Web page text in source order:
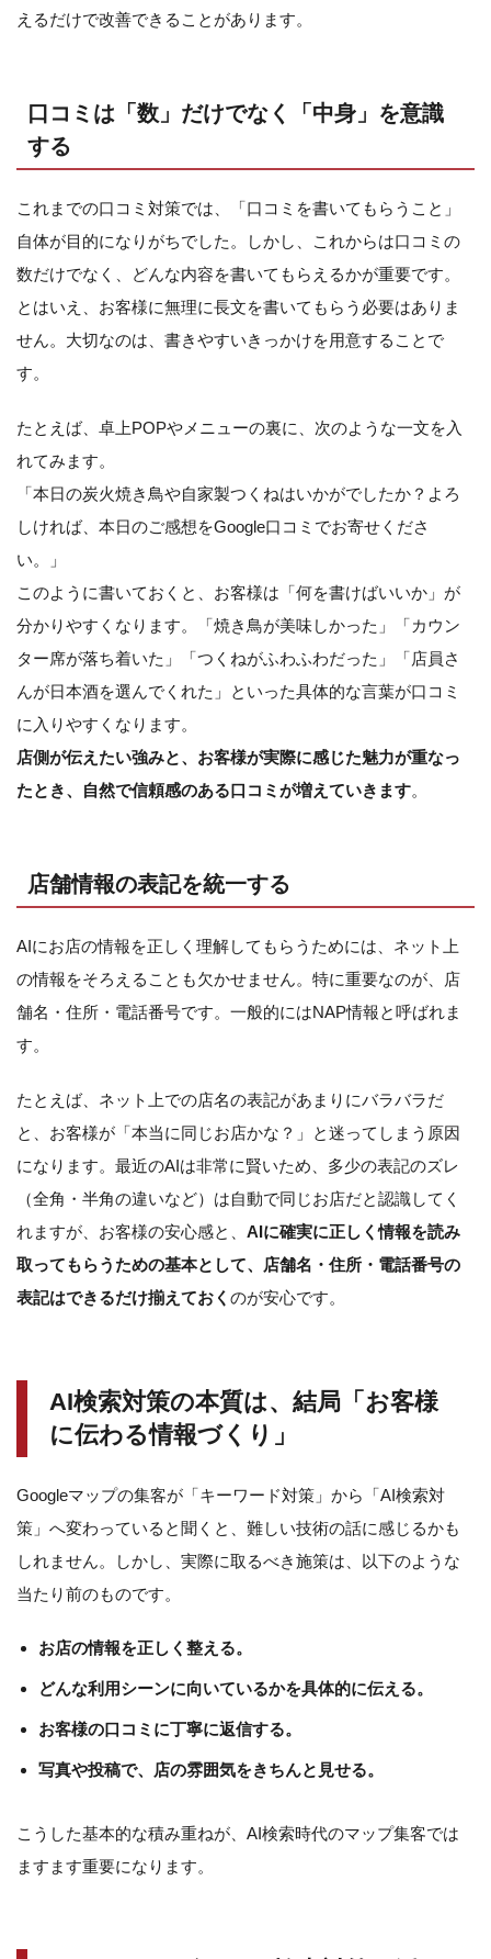
えるだけで改善できることがあります。
口コミは「数」だけでなく「中身」を意識
する
これまでの口コミ対策では、「口コミを書いてもらうこと」
自体が目的になりがちでした。しかし、これからは口コミの
数だけでなく、どんな内容を書いてもらえるかが重要です。
とはいえ、お客様に無理に長文を書いてもらう必要はありま
せん。大切なのは、書きやすいきっかけを用意することで
す。
たとえば、卓上POPやメニューの裏に、次のような一文を入
れてみます。
「本日の炭火焼き鳥や自家製つくねはいかがでしたか？よろ
しければ、本日のご感想をGoogle口コミでお寄せくださ
い。」
このように書いておくと、お客様は「何を書けばいいか」が
分かりやすくなります。「焼き鳥が美味しかった」「カウン
ター席が落ち着いた」「つくねがふわふわだった」「店員さ
んが日本酒を選んでくれた」といった具体的な言葉が口コミ
に入りやすくなります。
店側が伝えたい強みと、お客様が実際に感じた魅力が重なっ
たとき、自然で信頼感のある口コミが増えていきます。
店舗情報の表記を統一する
AIにお店の情報を正しく理解してもらうためには、ネット上
の情報をそろえることも欠かせません。特に重要なのが、店
舗名・住所・電話番号です。一般的にはNAP情報と呼ばれま
す。
たとえば、ネット上での店名の表記があまりにバラバラだ
と、お客様が「本当に同じお店かな？」と迷ってしまう原因
になります。最近のAIは非常に賢いため、多少の表記のズレ
（全角・半角の違いなど）は自動で同じお店だと認識してく
れますが、お客様の安心感と、 AIに確実に正しく情報を読み
取ってもらうための基本として、店舗名・住所・電話番号の
表記はできるだけ揃えておく のが安心です。
AI検索対策の本質は、結局「お客様
に伝わる情報づくり」
Googleマップの集客が「キーワード対策」から「AI検索対
策」へ変わっていると聞くと、難しい技術の話に感じるかも
しれません。しかし、実際に取るべき施策は、以下のような
当たり前のものです。
お店の情報を正しく整える。
どんな利用シーンに向いているかを具体的に伝える。
お客様の口コミに丁寧に返信する。
写真や投稿で、店の雰囲気をきちんと見せる。
こうした基本的な積み重ねが、AI検索時代のマップ集客では
ますます重要になります。